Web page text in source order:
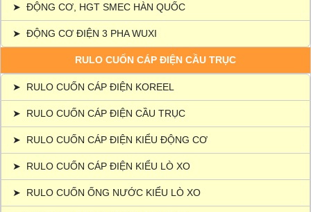
➤ ĐỘNG CƠ, HGT SMEC HÀN QUỐC
➤ ĐỘNG CƠ ĐIỆN 3 PHA WUXI
RULO CUỐN CÁP ĐIỆN CẦU TRỤC
➤ RULO CUỐN CÁP ĐIỆN KOREEL
➤ RULO CUỐN CÁP ĐIỆN CẦU TRỤC
➤ RULO CUỐN CÁP ĐIỆN KIỂU ĐỘNG CƠ
➤ RULO CUỐN CÁP ĐIỆN KIỂU LÒ XO
➤ RULO CUỐN ỐNG NƯỚC KIỂU LÒ XO